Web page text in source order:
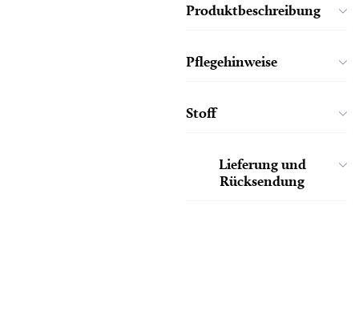
Produktbeschreibung
Pflegehinweise
Stoff
Lieferung und
Rücksendung